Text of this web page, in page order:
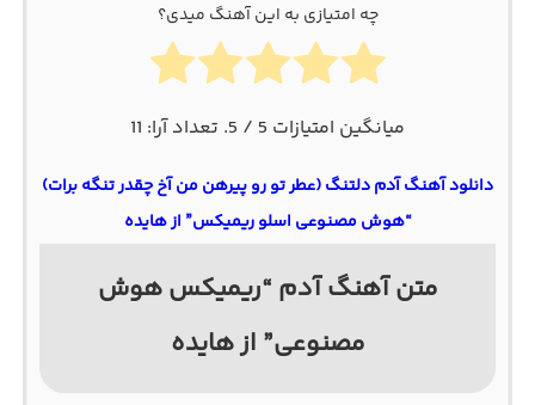
چه امتیازی به این آهنگ میدی؟
میانگین امتیازات 5 / 5. تعداد آرا: 11
دانلود آهنگ آدم دلتنگ (عطر تو رو پیرهن من آخ چقدر تنگه برات)
“هوش مصنوعی اسلو ریمیکس” از هایده
متن آهنگ آدم “ریمیکس هوش
مصنوعی” از هایده